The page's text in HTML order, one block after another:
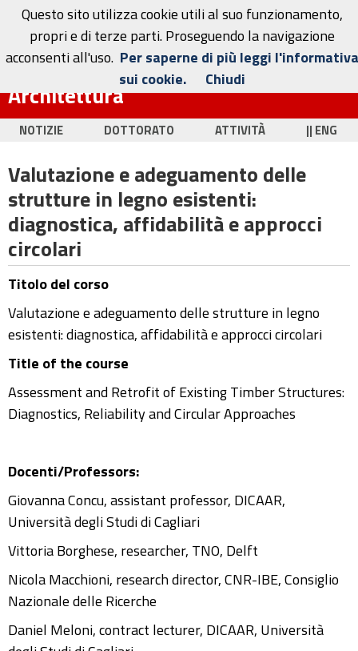
Dottorato in Ingegneria Civile e
Architettura
NOTIZIE DOTTORATO ATTIVITÀ || ENG
Valutazione e adeguamento delle
strutture in legno esistenti:
diagnostica, affidabilità e approcci
circolari
Titolo del corso
Valutazione e adeguamento delle strutture in legno
esistenti: diagnostica, affidabilità e approcci circolari
Title of the course
Assessment and Retrofit of Existing Timber Structures:
Diagnostics, Reliability and Circular Approaches
Docenti/Professors:
Giovanna Concu, assistant professor, DICAAR,
Università degli Studi di Cagliari
Vittoria Borghese, researcher, TNO, Delft
Nicola Macchioni, research director, CNR-IBE, Consiglio
Nazionale delle Ricerche
Daniel Meloni, contract lecturer, DICAAR, Università
Questo sito utilizza cookie utili al suo funzionamento,
propri e di terze parti. Proseguendo la navigazione
acconsenti all'uso. Per saperne di più leggi l'informativa
sui cookie.
Chiudi